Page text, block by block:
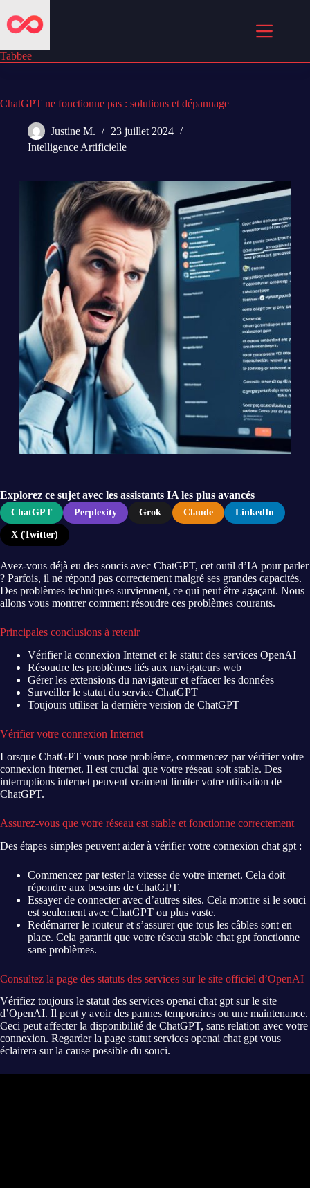
au
contenu
Tabbee
ChatGPT ne fonctionne pas : solutions et dépannage
Justine M.
23 juillet 2024
Intelligence Artificielle
Explorez ce sujet avec les assistants IA les plus avancés
ChatGPT Perplexity Grok Claude LinkedIn
X (Twitter)
Avez-vous déjà eu des soucis avec ChatGPT, cet outil d’IA pour parler
? Parfois, il ne répond pas correctement malgré ses grandes capacités.
Des problèmes techniques surviennent, ce qui peut être agaçant. Nous
allons vous montrer comment résoudre ces problèmes courants.
Principales conclusions à retenir
Vérifier la connexion Internet et le statut des services OpenAI
Résoudre les problèmes liés aux navigateurs web
Gérer les extensions du navigateur et effacer les données
Surveiller le statut du service ChatGPT
Toujours utiliser la dernière version de ChatGPT
Vérifier votre connexion Internet
Lorsque ChatGPT vous pose problème, commencez par vérifier votre
connexion internet. Il est crucial que votre réseau soit stable. Des
interruptions internet peuvent vraiment limiter votre utilisation de
ChatGPT.
Assurez-vous que votre réseau est stable et fonctionne correctement
Des étapes simples peuvent aider à vérifier votre connexion chat gpt :
Commencez par tester la vitesse de votre internet. Cela doit
répondre aux besoins de ChatGPT.
Essayer de connecter avec d’autres sites. Cela montre si le souci
est seulement avec ChatGPT ou plus vaste.
Redémarrer le routeur et s’assurer que tous les câbles sont en
place. Cela garantit que votre réseau stable chat gpt fonctionne
sans problèmes.
Consultez la page des statuts des services sur le site officiel d’OpenAI
Vérifiez toujours le statut des services openai chat gptsur le site
d’OpenAI. Il peut y avoir des pannes temporaires ou une maintenance.
Ceci peut affecter la disponibilité de ChatGPT, sans relation avec votre
connexion. Regarder la page statut services openai chat gptvous
éclairera sur la cause possible du souci.